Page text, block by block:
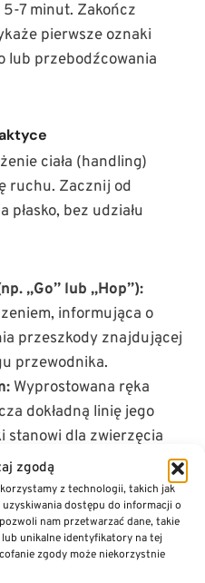
zgodą
z technologii, takich jak
dostępu do informacji o
nam przetwarzać dane, takie
unikalne identyfikatory na tej
zgody może niekorzystnie
7 minut. Zakończ
pierwsze oznaki
lub przebodźcowania
ciała (handling)
ruchu. Zacznij od
płasko, bez udziału
„Go” lub „Hop”):
informująca o
przeszkody znajdującej
przewodnika.
Wyprostowana ręka
dokładną linię jego
stanowi dla zwierzęcia
przed
Dynamiczny zwrot
w stronę psa
dźwiękowym, nakazujący